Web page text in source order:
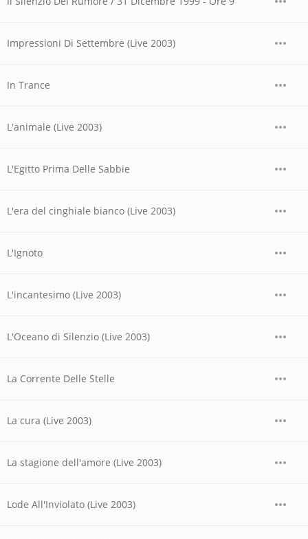
Impressioni Di Settembre (Live 2003)
In Trance
L'animale (Live 2003)
L'Egitto Prima Delle Sabbie
L'era del cinghiale bianco (Live 2003)
L'Ignoto
L'incantesimo (Live 2003)
L'Oceano di Silenzio (Live 2003)
La Corrente Delle Stelle
La cura (Live 2003)
La stagione dell'amore (Live 2003)
Lode All'Inviolato (Live 2003)